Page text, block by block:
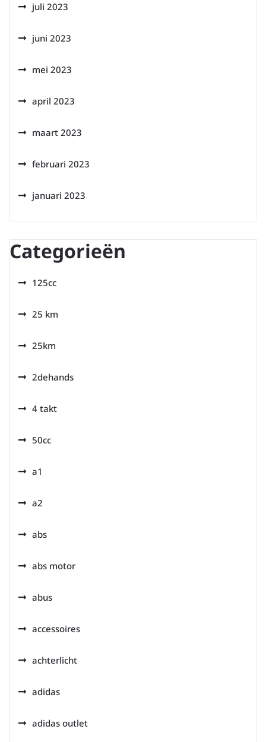
juli 2023
juni 2023
mei 2023
april 2023
maart 2023
februari 2023
januari 2023
Categorieën
125cc
25 km
25km
2dehands
4 takt
50cc
a1
a2
abs
abs motor
abus
accessoires
achterlicht
adidas
adidas outlet